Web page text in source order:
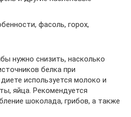
фасоль, горох,
нужно снизить, насколько
белка при
используется молоко и
яйца. Рекомендуется
шоколада, грибов, а также